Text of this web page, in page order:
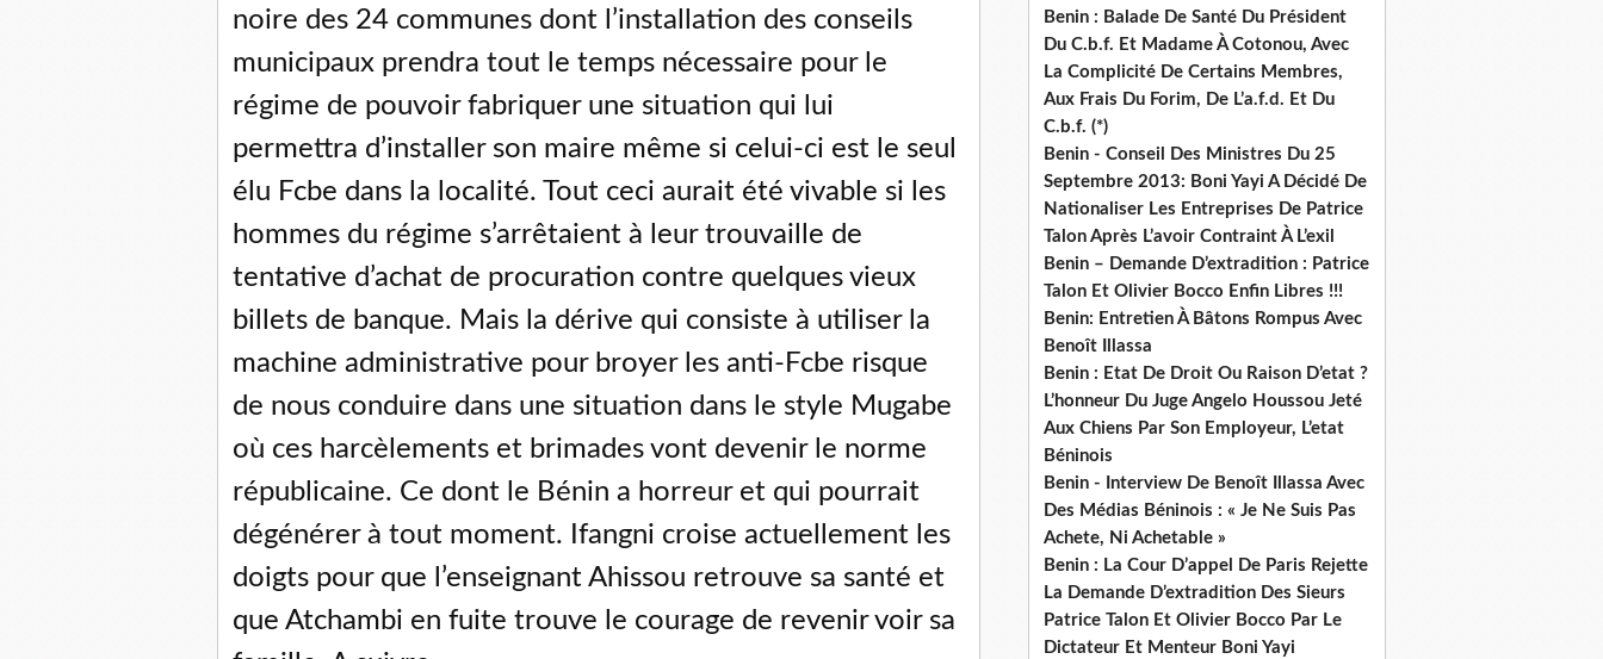
noire des 24 communes dont l’installation des conseils
municipaux prendra tout le temps nécessaire pour le
régime de pouvoir fabriquer une situation qui lui
permettra d’installer son maire même si celui-ci est le seul
élu Fcbe dans la localité. Tout ceci aurait été vivable si les
hommes du régime s’arrêtaient à leur trouvaille de
tentative d’achat de procuration contre quelques vieux
billets de banque. Mais la dérive qui consiste à utiliser la
machine administrative pour broyer les anti-Fcbe risque
de nous conduire dans une situation dans le style Mugabe
où ces harcèlements et brimades vont devenir le norme
républicaine. Ce dont le Bénin a horreur et qui pourrait
dégénérer à tout moment. Ifangni croise actuellement les
doigts pour que l’enseignant Ahissou retrouve sa santé et
que Atchambi en fuite trouve le courage de revenir voir sa
Benin : Balade De Santé Du Président
Du C.b.f. Et Madame À Cotonou, Avec
La Complicité De Certains Membres,
Aux Frais Du Forim, De L’a.f.d. Et Du
C.b.f. (*)
Benin - Conseil Des Ministres Du 25
Septembre 2013: Boni Yayi A Décidé De
Nationaliser Les Entreprises De Patrice
Talon Après L’avoir Contraint À L’exil
Benin – Demande D’extradition : Patrice
Talon Et Olivier Bocco Enfin Libres !!!
Benin: Entretien À Bâtons Rompus Avec
Benoît Illassa
Benin : Etat De Droit Ou Raison D’etat ?
L’honneur Du Juge Angelo Houssou Jeté
Aux Chiens Par Son Employeur, L’etat
Béninois
Benin - Interview De Benoît Illassa Avec
Des Médias Béninois : « Je Ne Suis Pas
Achete, Ni Achetable »
Benin : La Cour D’appel De Paris Rejette
La Demande D’extradition Des Sieurs
Patrice Talon Et Olivier Bocco Par Le
Dictateur Et Menteur Boni Yayi